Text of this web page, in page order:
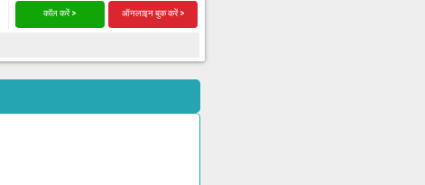
कॉल करें > ऑनलाइन बुक करें >